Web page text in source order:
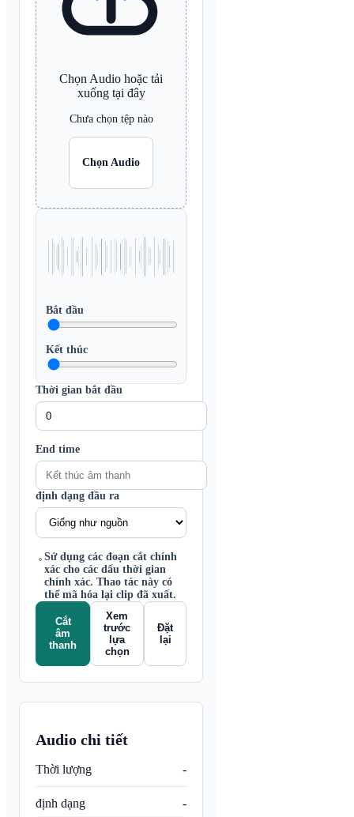
Chọn Audio hoặc tải
xuống tại đây
Chưa chọn tệp nào
Chọn Audio
Bắt đầu
Kết thúc
Thời gian bắt đầu
End time
định dạng đầu ra
Sử dụng các đoạn cắt chính
xác cho các dấu thời gian
chính xác. Thao tác này có
thể mã hóa lại clip đã xuất.
Cắt
âm
thanh
Xem
trước
lựa
chọn
Đặt
lại
Audio chi tiết
Thời lượng -
định dạng -